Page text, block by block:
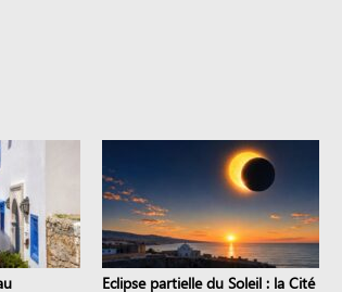
Eclipse partielle du Soleil : la Cité